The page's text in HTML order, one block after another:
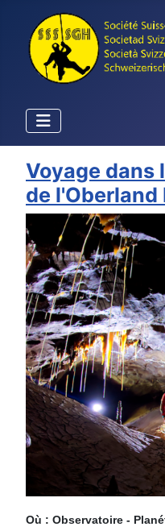
Voyage dans
de l'Oberland
Où : Observatoire -